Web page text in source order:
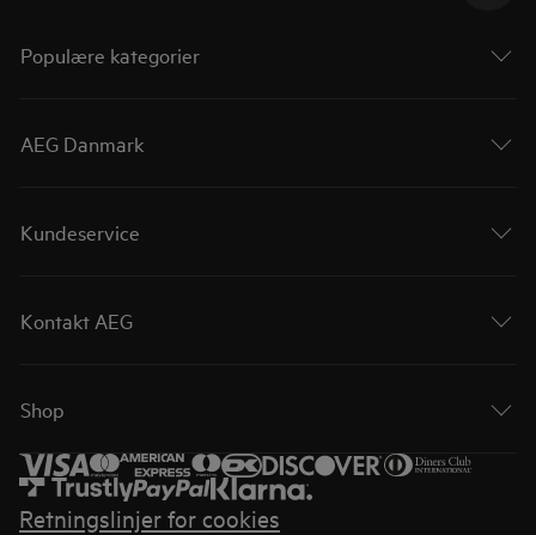
Populære kategorier
AEG Danmark
Kundeservice
Kontakt AEG
Shop
Retningslinjer for cookies